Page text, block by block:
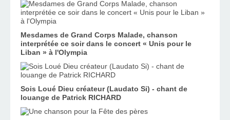
Mesdames de Grand Corps Malade, chanson
interprétée ce soir dans le concert « Unis pour le
Liban » à l'Olympia
Sois Loué Dieu créateur (Laudato Si) - chant de
louange de Patrick RICHARD